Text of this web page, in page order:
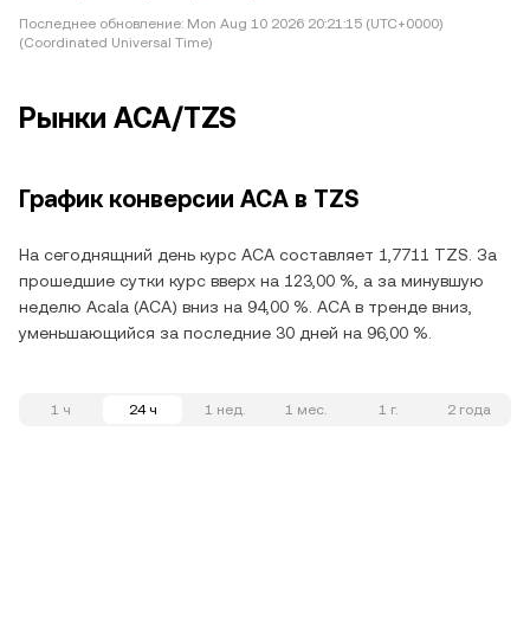
Последнее обновление: Mon Aug 10 2026 20:21:15 (UTC+0000)
(Coordinated Universal Time)
Рынки ACA/TZS
График конверсии ACA в TZS
На сегоднящний день курс ACA составляет 1,7711 TZS. За
прошедшие сутки курс вверх на 123,00 %, а за минувшую
неделю Acala (ACA) вниз на 94,00 %. ACA в тренде вниз,
уменьшающийся за последние 30 дней на 96,00 %.
1 ч 24 ч 1 нед. 1 мес. 1 г. 2 года